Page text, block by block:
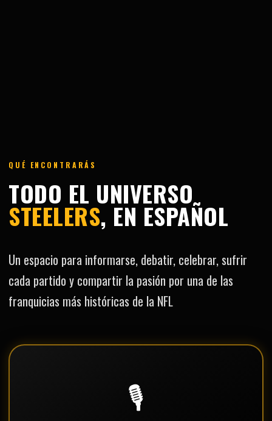
QUÉ ENCONTRARÁS
TODO EL UNIVERSO
STEELERS, EN ESPAÑOL
Un espacio para informarse, debatir, celebrar, sufrir
cada partido y compartir la pasión por una de las
franquicias más históricas de la NFL
🎙️